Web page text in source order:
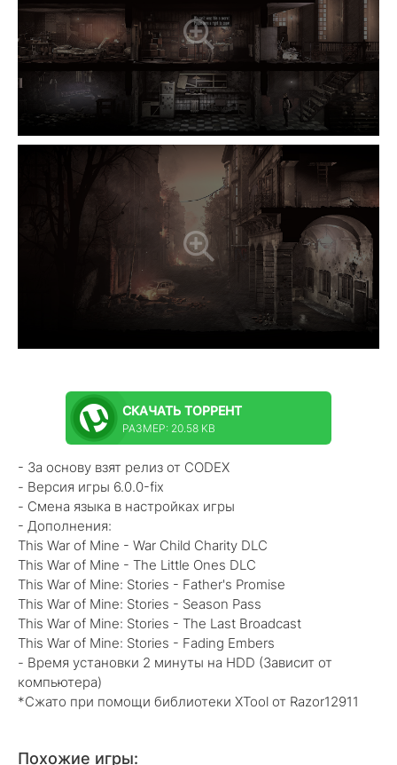
СКАЧАТЬ ТОРРЕНТ
РАЗМЕР: 20.58 KB
- За основу взят релиз от CODEX
- Версия игры 6.0.0-fix
- Смена языка в настройках игры
- Дополнения:
This War of Mine - War Child Charity DLC
This War of Mine - The Little Ones DLC
This War of Mine: Stories - Father's Promise
This War of Mine: Stories - Season Pass
This War of Mine: Stories - The Last Broadcast
This War of Mine: Stories - Fading Embers
- Время установки 2 минуты на HDD (Зависит от
компьютера)
*Сжато при помощи библиотеки XTool от Razor12911
Похожие игры: